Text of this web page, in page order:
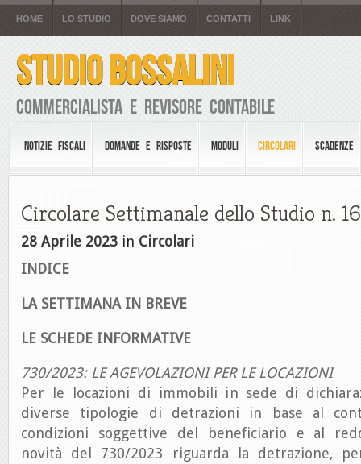
HOME LO STUDIO DOVE SIAMO CONTATTI LINK
STUDIO BOSSALINI
Commercialista e Revisore Contabile
NOTIZIE FISCALI DOMANDE E RISPOSTE MODULI CIRCOLARI SCADENZE
Circolare Settimanale dello Studio n.
28 Aprile 2023 in Circolari
INDICE
LA SETTIMANA IN BREVE
LE SCHEDE INFORMATIVE
730/2023: LE AGEVOLAZIONI PER LE LOCAZIONI
Per le locazioni di immobili in sede di
diverse tipologie di detrazioni in base al
condizioni soggettive del beneficiario e al
novità del 730/2023 riguarda la detrazione,